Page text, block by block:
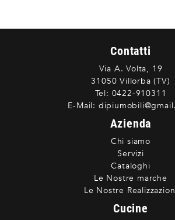
Contatti
Via A. Volta, 19
31050 Villorba (TV)
Tel: 0422-910311
E-Mail:
Azienda
Chi siamo
Servizi
Cataloghi
Le Nostre marche
Le Nostre
Cucine